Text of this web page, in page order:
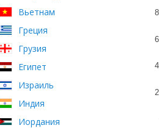
Вьетнам
Греция
Грузия
Египет
Израиль
Индия
Иордания